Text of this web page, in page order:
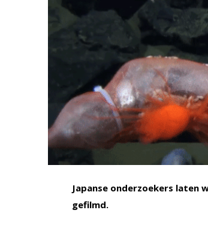
Japanse onderzoekers laten
gefilmd.